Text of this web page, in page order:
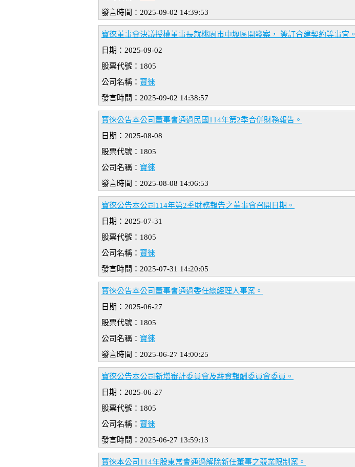
發言時間：2025-09-02 14:39:53
寶徠董事會決議授權董事長就桃園市中壢區開發案， 簽訂合建契約等事宜。
日期：2025-09-02
股票代號：1805
公司名稱： 寶徠
發言時間：2025-09-02 14:38:57
寶徠公告本公司董事會通過民國114年第2季合併財務報告。
日期：2025-08-08
股票代號：1805
公司名稱： 寶徠
發言時間：2025-08-08 14:06:53
寶徠公告本公司114年第2季財務報告之董事會召開日期。
日期：2025-07-31
股票代號：1805
公司名稱： 寶徠
發言時間：2025-07-31 14:20:05
寶徠公告本公司董事會通過委任總經理人事案。
日期：2025-06-27
股票代號：1805
公司名稱： 寶徠
發言時間：2025-06-27 14:00:25
寶徠公告本公司新增審計委員會及薪資報酬委員會委員。
日期：2025-06-27
股票代號：1805
公司名稱： 寶徠
發言時間：2025-06-27 13:59:13
寶徠本公司114年股東常會通過解除新任董事之競業限制案。